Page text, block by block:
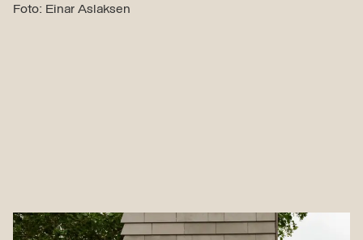
Foto: Einar Aslaksen